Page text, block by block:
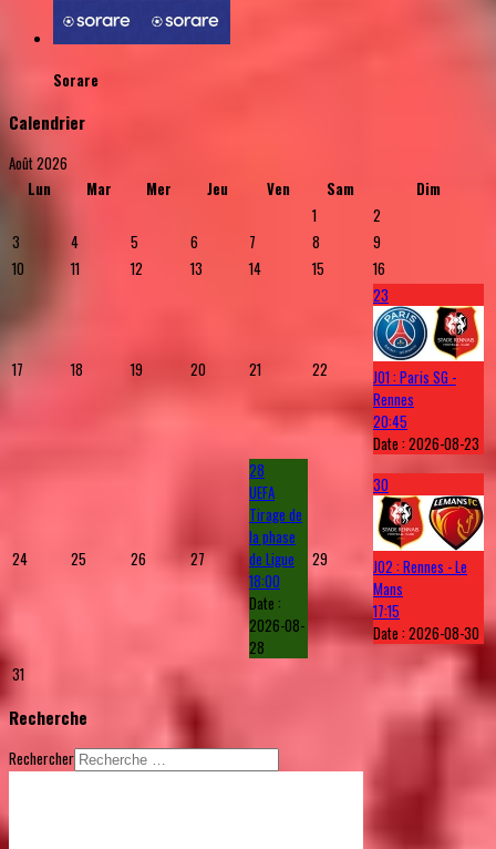
Sorare
Calendrier
Août 2026
Lun
Mar Mer Jeu Ven Sam
Dim
1
2
3
4 5 6 7 8
9
10
11 12 13 14 15 16
17 18 19 20 21 22
23
J01 : Paris SG -
Rennes
20:45
Date :2026-08-23
24 25 26 27
28
UEFA
Tirage de
la phase
de Ligue
18:00
Date :
2026-08-
28
29
30
J02 : Rennes - Le
Mans
17:15
Date :2026-08-30
31
Recherche
Rechercher